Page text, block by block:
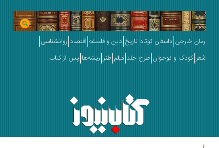
خارجی داستان کوتاه تاریخ دین و فلسفه اقتصاد روانشناسی
کودک و نوجوان طرح جلد فیلم طنز ریشه‌ها پس از کتاب